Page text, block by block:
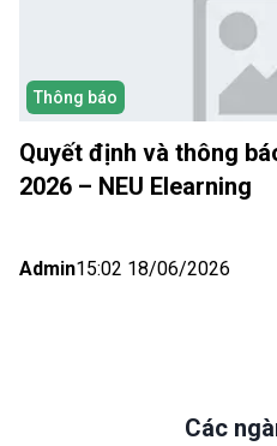
Thông báo
Quyết định và thông
2026 – NEU Elearning
Admin15:02 18/06/2026
Các